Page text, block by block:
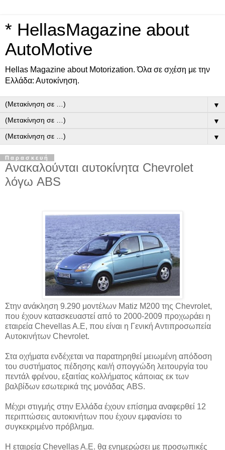
* HellasMagazine about
AutoMotive
Ηellas Μagazine about Motorization. Όλα σε σχέση με την
Ελλάδα: Αυτοκίνηση.
▼
▼
▼
Παρασκευή
Ανακαλούνται αυτοκίνητα Chevrolet
λόγω ABS
Στην ανάκληση 9.290 μοντέλων Matiz M200 της Chevrolet,
που έχουν κατασκευαστεί από το 2000-2009 προχωράει η
εταιρεία Chevellas A.E, που είναι η Γενική Αντιπροσωπεία
Αυτοκινήτων Chevrolet.
Στα οχήματα ενδέχεται να παρατηρηθεί μειωμένη απόδοση
του συστήματος πέδησης και/ή σπογγώδη λειτουργία του
πεντάλ φρένου, εξαιτίας κολλήματος κάποιας εκ των
βαλβίδων εσωτερικά της μονάδας ABS.
Μέχρι στιγμής στην Ελλάδα έχουν επίσημα αναφερθεί 12
περιπτώσεις αυτοκινήτων που έχουν εμφανίσει το
συγκεκριμένο πρόβλημα.
Η εταιρεία Chevellas A.E. θα ενημερώσει με προσωπικές